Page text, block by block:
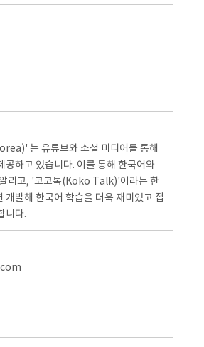
는 유튜브와 소셜 미디어를 통해
공하고 있습니다. 이를 통해 한국어와
리고, '코코톡(Koko Talk)'이라는 한
개발해 한국어 학습을 더욱 재미있고 접
니다.